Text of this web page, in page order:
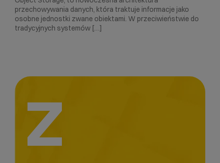
przechowywania danych, która traktuje informacje jako
osobne jednostki zwane obiektami. W przeciwieństwie do
tradycyjnych systemów […]
Z